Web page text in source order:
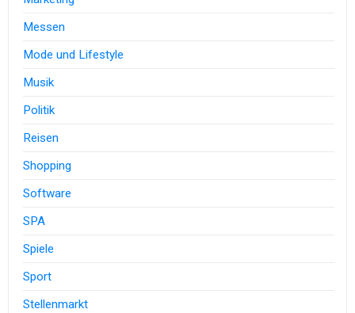
Messen
Mode und Lifestyle
Musik
Politik
Reisen
Shopping
Software
SPA
Spiele
Sport
Stellenmarkt